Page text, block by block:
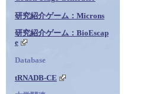
研究紹介ゲーム：Microns
研究紹介ゲーム：BioEscap
e
Database
tRNADB-CE